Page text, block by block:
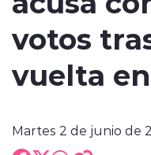
modo
votos
vuelta
Martes 2 de junio de